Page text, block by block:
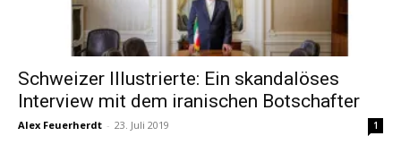
Schweizer Illustrierte: Ein skandalöses
Interview mit dem iranischen Botschafter
Alex Feuerherdt - 23. Juli 2019 1